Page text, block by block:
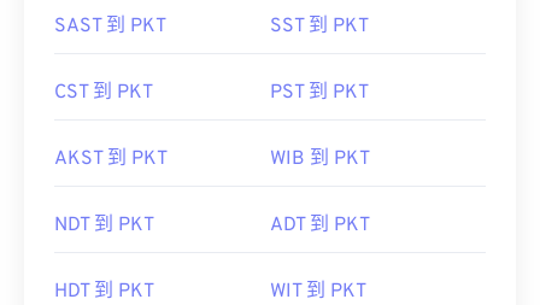
SAST 到 PKT SST 到 PKT
CST 到 PKT PST 到 PKT
AKST 到 PKT WIB 到 PKT
NDT 到 PKT ADT 到 PKT
HDT 到 PKT WIT 到 PKT